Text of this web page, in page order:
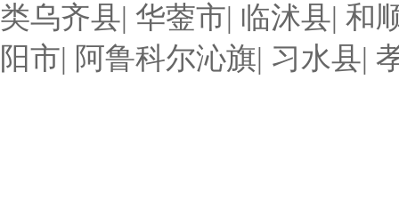
类乌齐县| 华蓥市| 临沭县| 和
阳市| 阿鲁科尔沁旗| 习水县|